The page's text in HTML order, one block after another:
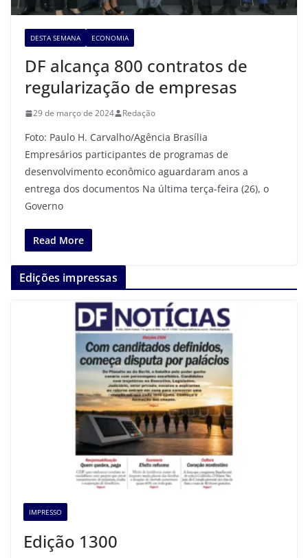
DESTA SEMANA ECONOMIA
DF alcança 800 contratos de
regularização de empresas
29 de março de 2024 Redação
Foto: Paulo H. Carvalho/Agência Brasília
Empresários participantes de programas de
desenvolvimento econômico aguardaram anos a
entrega dos documentos Na última terça-feira (26), o
Governo
Read More
Edições impressas
IMPRESSO
Edição 1300